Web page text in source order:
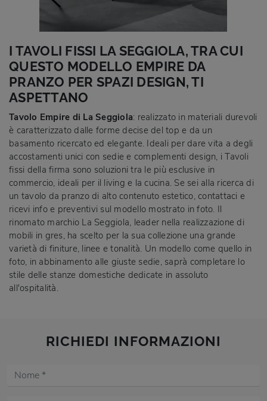
I TAVOLI FISSI LA SEGGIOLA, TRA CUI
QUESTO MODELLO EMPIRE DA
PRANZO PER SPAZI DESIGN, TI
ASPETTANO
Tavolo Empire di La Seggiola: realizzato in materiali durevoli
è caratterizzato dalle forme decise del top e da un
basamento ricercato ed elegante. Ideali per dare vita a degli
accostamenti unici con sedie e complementi design, i Tavoli
fissi della firma sono soluzioni tra le più esclusive in
commercio, ideali per il living e la cucina. Se sei alla ricerca di
un tavolo da pranzo di alto contenuto estetico, contattaci e
ricevi info e preventivi sul modello mostrato in foto. Il
rinomato marchio La Seggiola, leader nella realizzazione di
mobili in gres, ha scelto per la sua collezione una grande
varietà di finiture, linee e tonalità. Un modello come quello in
foto, in abbinamento alle giuste sedie, saprà completare lo
stile delle stanze domestiche dedicate in assoluto
all'ospitalità.
RICHIEDI INFORMAZIONI